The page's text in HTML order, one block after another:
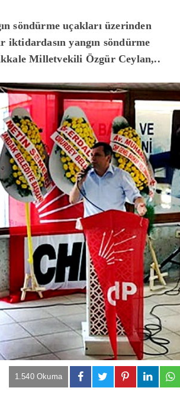
söndürme uçakları üzerinden
iktidardasın yangın söndürme
Milletvekili Özgür Ceylan,..
1.540 Okuma